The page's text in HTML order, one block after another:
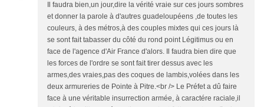
Il faudra bien,un jour,dire la vérité vraie sur ces jours sombres
et donner la parole à d'autres guadeloupéens ,de toutes les
couleurs, à des métros,à des couples mixtes qui ces jours là
se sont fait tabasser du côté du rond point Légitimus ou en
face de l'agence d'Air France d'alors. Il faudra bien dire que
les forces de l'ordre se sont fait tirer dessus avec les
armes,des vraies,pas des coques de lambis,volées dans les
deux armureries de Pointe à Pitre.<br /> Le Préfet a dû faire
face à une véritable insurrection armée, à caractére raciale,il